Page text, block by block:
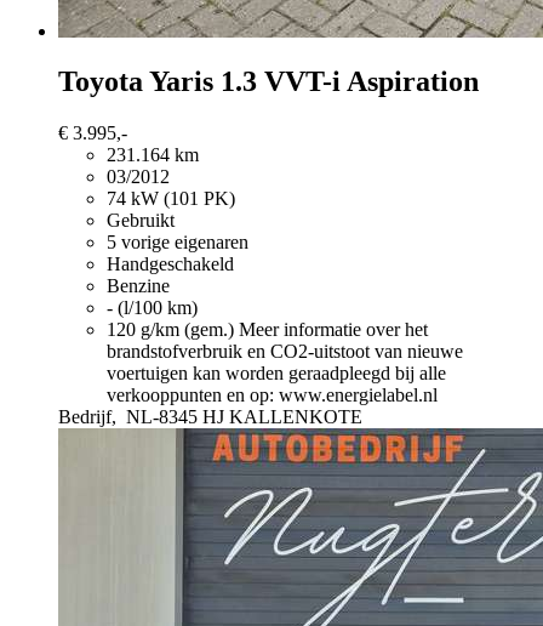
Toyota Yaris 1.3 VVT-i Aspiration
€ 3.995,-
231.164 km
03/2012
74 kW (101 PK)
Gebruikt
5 vorige eigenaren
Handgeschakeld
Benzine
- (l/100 km)
120 g/km (gem.) Meer informatie over het
brandstofverbruik en CO2-uitstoot van nieuwe
voertuigen kan worden geraadpleegd bij alle
verkooppunten en op: www.energielabel.nl
Bedrijf, NL-8345 HJ KALLENKOTE